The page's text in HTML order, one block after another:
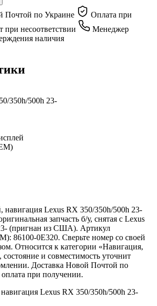
Почтой по Украине
Оплата при
при несоответствии
Менеджер
наличия
350h/500h 23-
навигация Lexus RX 350/350h/500h 23-
запчасть б/у, снятая с Lexus
(пригнан из США). Артикул
86100-0E320. Сверьте номер со своей
Относится к категории «Навигация,
и совместимость уточнит
Доставка Новой Почтой по
при получении.
Lexus RX 350/350h/500h 23-